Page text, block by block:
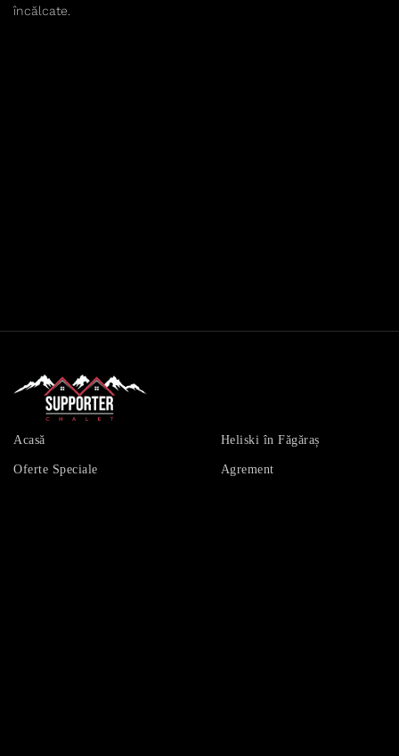
încălcate.
Acasă
Oferte Speciale
Heliski în Făgăraș
Agrement